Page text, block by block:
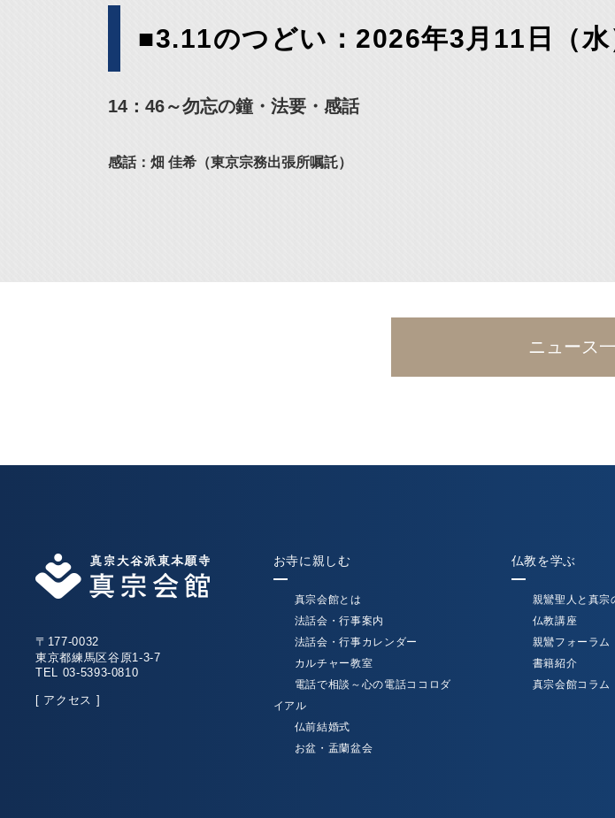
■3.11のつどい：2026年3月11日（水
14：46～勿忘の鐘・法要・感話
感話：畑 佳希（東京宗務出張所嘱託）
ニュース
〒177-0032
東京都練馬区谷原1-3-7
TEL 03-5393-0810
[ アクセス ]
お寺に親しむ
真宗会館とは
法話会・行事案内
法話会・行事カレンダー
カルチャー教室
電話で相談～心の電話ココロダ
イアル
仏前結婚式
お盆・盂蘭盆会
仏教を学ぶ
親鸞聖人と真宗
仏教講座
親鸞フォーラム
書籍紹介
真宗会館コラム